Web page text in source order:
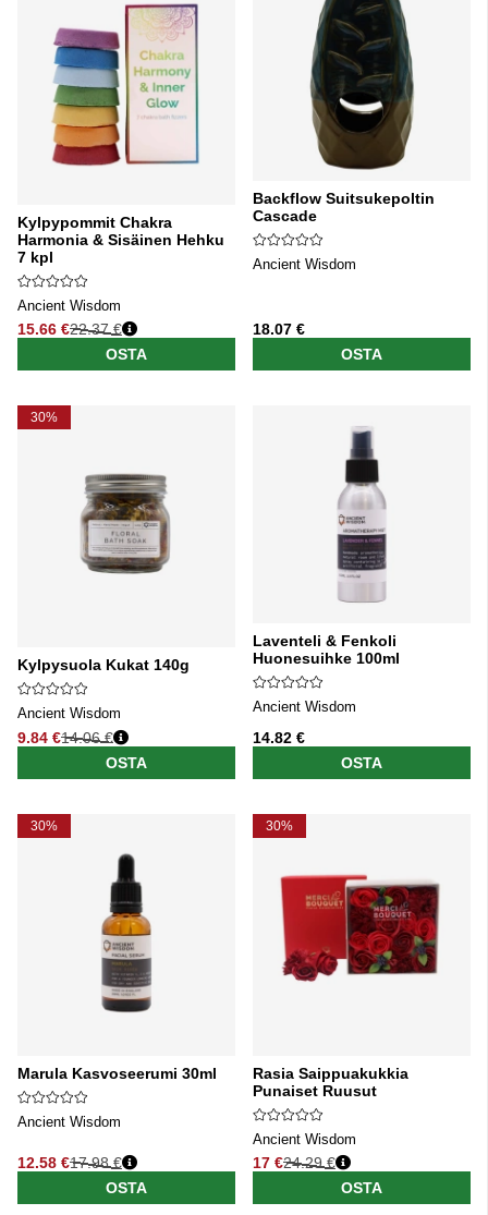
Kylpypommit Chakra
Harmonia & Sisäinen Hehku
7 kpl
Ancient Wisdom
15.66 €
Normaali hinta
22.37 €
OSTA
Backflow Suitsukepoltin
Cascade
Ancient Wisdom
18.07 €
OSTA
30%
Kylpysuola Kukat 140g
Ancient Wisdom
9.84 €
Normaali hinta
14.06 €
OSTA
Laventeli & Fenkoli
Huonesuihke 100ml
Ancient Wisdom
14.82 €
OSTA
30%
Marula Kasvoseerumi 30ml
Ancient Wisdom
12.58 €
Normaali hinta
17.98 €
OSTA
30%
Rasia Saippuakukkia
Punaiset Ruusut
Ancient Wisdom
17 €
Normaali hinta
24.29 €
OSTA